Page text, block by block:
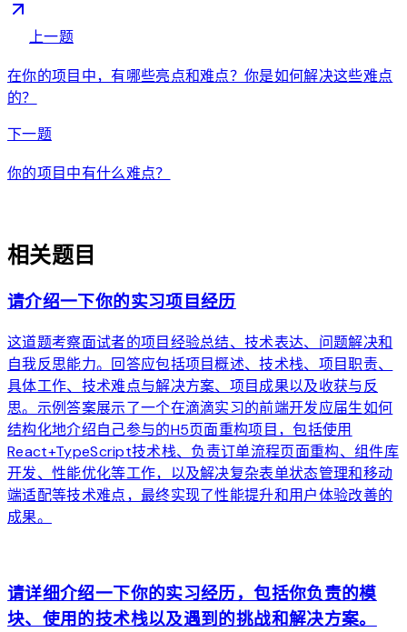
上一题
在你的项目中，有哪些亮点和难点？你是如何解决这些难点
的？
下一题arrow_forward
你的项目中有什么难点？
相关题目
请介绍一下你的实习项目经历
这道题考察面试者的项目经验总结、技术表达、问题解决和
自我反思能力。回答应包括项目概述、技术栈、项目职责、
具体工作、技术难点与解决方案、项目成果以及收获与反
思。示例答案展示了一个在滴滴实习的前端开发应届生如何
结构化地介绍自己参与的H5页面重构项目，包括使用
React+TypeScript技术栈、负责订单流程页面重构、组件库
开发、性能优化等工作，以及解决复杂表单状态管理和移动
端适配等技术难点，最终实现了性能提升和用户体验改善的
成果。
请详细介绍一下你的实习经历，包括你负责的模
块、使用的技术栈以及遇到的挑战和解决方案。